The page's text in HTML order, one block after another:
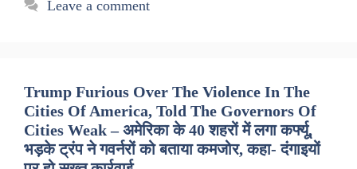
Leave a comment
Trump Furious Over The Violence In The
Cities Of America, Told The Governors Of
Cities Weak – अमेरिका के 40 शहरों में लगा कर्फ्यू,
भड़के ट्रंप ने गवर्नरों को बताया कमजोर, कहा- दंगाइयों